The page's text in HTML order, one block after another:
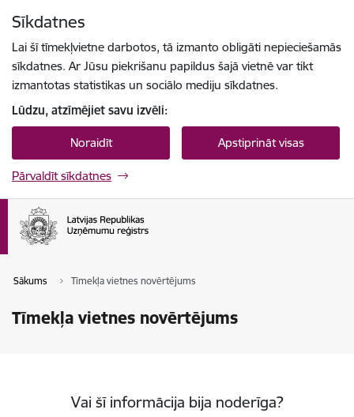
Sīkdatnes
Lai šī tīmekļvietne darbotos, tā izmanto obligāti nepieciešamās
sīkdatnes. Ar Jūsu piekrišanu papildus šajā vietnē var tikt
izmantotas statistikas un sociālo mediju sīkdatnes.
Lūdzu, atzīmējiet savu izvēli:
Noraidīt Apstiprināt visas
Pārvaldīt sīkdatnes
Sākums Tīmekļa vietnes novērtējums
Tīmekļa vietnes novērtējums
Vai šī informācija bija noderīga?